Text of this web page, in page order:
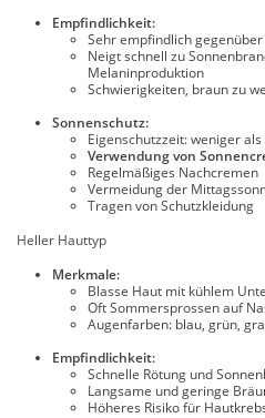
Empfindlichkeit:
Sehr empfindlich
Neigt schnell zu
Melaninproduktion
Schwierigkeiten, braun zu
Sonnenschutz:
Eigenschutzzeit: weniger
Verwendung von
Regelmäßiges Nachcremen
Vermeidung der
Tragen von Schutzkleidung
Heller Hauttyp
Merkmale:
Blasse Haut mit kühlem
Oft Sommersprossen auf
Augenfarben: blau, grün,
Empfindlichkeit:
Schnelle Rötung und
Langsame und geringe
Höheres Risiko für